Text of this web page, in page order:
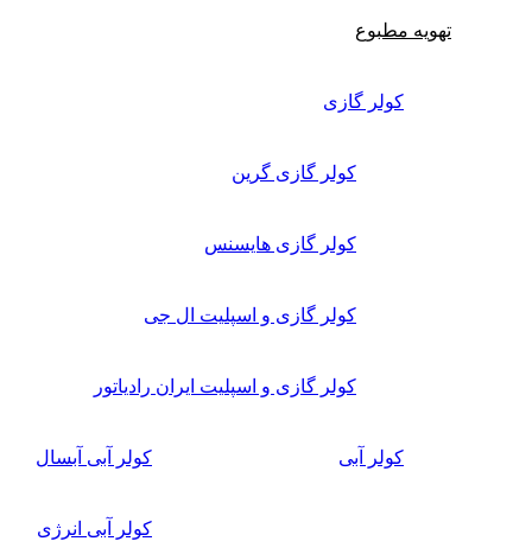
تهویه مطبوع
کولر گازی
کولر گازی گرین
کولر گازی هایسنس
کولر گازی و اسپلیت ال جی
کولر گازی و اسپلیت ایران رادیاتور
کولر آبی کولر آبی آبسال
کولر آبی انرژی